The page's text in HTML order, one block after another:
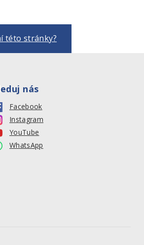
této stránky?
nás
Facebook
Instagram
YouTube
WhatsApp